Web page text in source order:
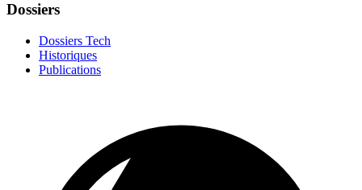
Dossiers
Dossiers Tech
Historiques
Publications